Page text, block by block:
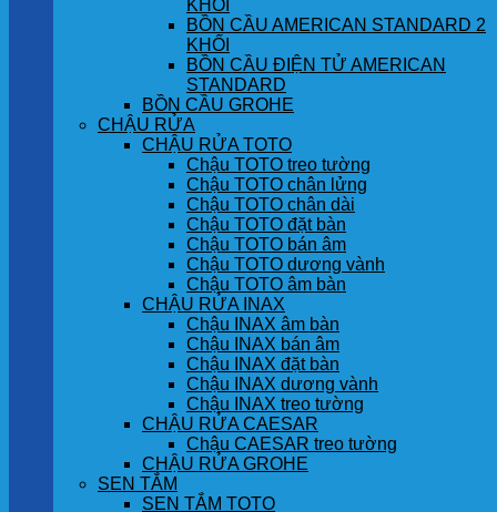
KHỐI
BỒN CẦU AMERICAN STANDARD 2
KHỐI
BỒN CẦU ĐIỆN TỬ AMERICAN
STANDARD
BỒN CẦU GROHE
CHẬU RỬA
CHẬU RỬA TOTO
Chậu TOTO treo tường
Chậu TOTO chân lửng
Chậu TOTO chân dài
Chậu TOTO đặt bàn
Chậu TOTO bán âm
Chậu TOTO dương vành
Chậu TOTO âm bàn
CHẬU RỬA INAX
Chậu INAX âm bàn
Chậu INAX bán âm
Chậu INAX đặt bàn
Chậu INAX dương vành
Chậu INAX treo tường
CHẬU RỬA CAESAR
Chậu CAESAR treo tường
CHẬU RỬA GROHE
SEN TẮM
SEN TẮM TOTO